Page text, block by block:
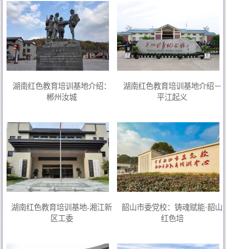
湖南红色教育培训基地介绍：
郴州汝城
湖南红色教育培训基地介绍－
平江起义
湖南红色教育培训基地-湘江新
区工委
韶山市委党校：铸魂赋能·韶山
红色培